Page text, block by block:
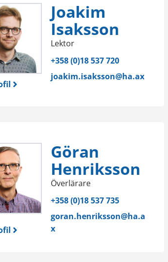
Joakim
Isaksson
Lektor
+358 (0)18 537 720
joakim.isaksson@ha.ax
Göran
Henriksson
Överlärare
+358 (0)18 537 735
goran.henriksson@ha.a
x